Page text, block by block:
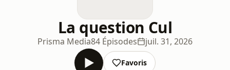
La question Cul
Prisma Media84 Épisodes juil. 31, 2026
Favoris